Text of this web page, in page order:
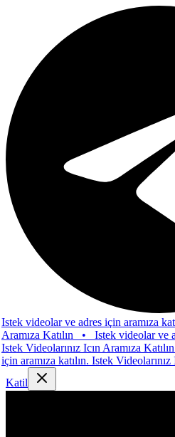
ve adres için aramıza katılın.
Katılın•Istek videolar ve adres
Icın Aramıza Katılın•
katılın. Istek Videolarınız Icın
Katil